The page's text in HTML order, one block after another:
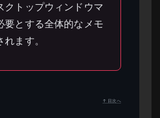
クトップウィンドウマ
要とする全体的なメモ
ます。
↑ 目次へ